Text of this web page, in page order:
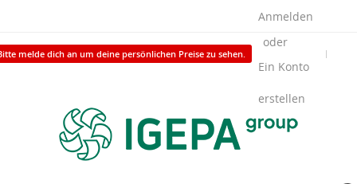
melde dich an um deine persönlichen Preise zu sehen.
Anmelden
Ein Konto
erstellen